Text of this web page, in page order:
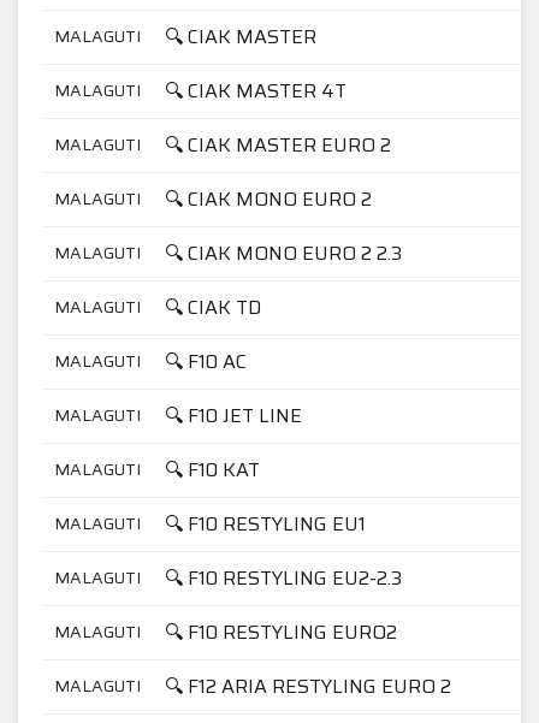
MALAGUTI 🔍 CIAK MASTER
MALAGUTI 🔍 CIAK MASTER 4T
MALAGUTI 🔍 CIAK MASTER EURO 2
MALAGUTI 🔍 CIAK MONO EURO 2
MALAGUTI 🔍 CIAK MONO EURO 2 2.3
MALAGUTI 🔍 CIAK TD
MALAGUTI 🔍 F10 AC
MALAGUTI 🔍 F10 JET LINE
MALAGUTI 🔍 F10 KAT
MALAGUTI 🔍 F10 RESTYLING EU1
MALAGUTI 🔍 F10 RESTYLING EU2-2.3
MALAGUTI 🔍 F10 RESTYLING EURO2
MALAGUTI 🔍 F12 ARIA RESTYLING EURO 2